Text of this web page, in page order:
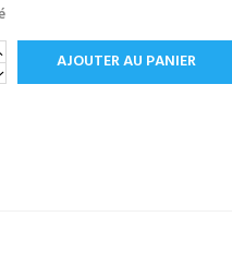
AJOUTER AU PANIER